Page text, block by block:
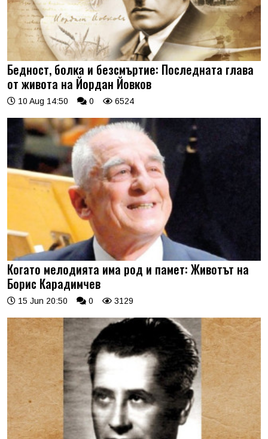
Бедност, болка и безсмъртие: Последната глава
от живота на Йордан Йовков
10 Aug 14:50 0 6524
Когато мелодията има род и памет: Животът на
Борис Карадимчев
15 Jun 20:50 0 3129